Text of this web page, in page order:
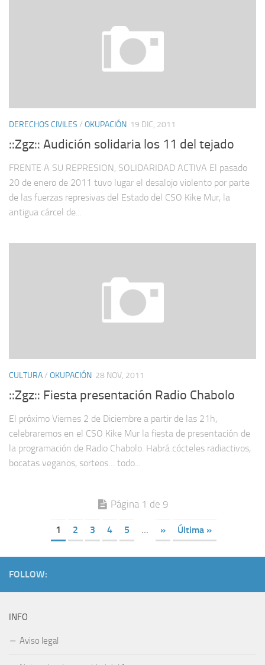
DERECHOS CIVILES / OKUPACIÓN 19 DIC, 2011
::Zgz:: Audición solidaria los 11 del tejado
FRENTE A SU REPRESION, SOLIDARIDAD ACTIVA El pasado
20 de enero de 2011 tuvo lugar el desalojo violento por parte
de las fuerzas represivas del Estado del CSO Kike Mur, la
antigua cárcel de...
CULTURA/ OKUPACIÓN 28 NOV, 2011
::Zgz:: Fiesta presentación Radio Chabolo
El próximo Viernes 2 de Diciembre a partir de las 21h,
celebraremos en el CSO Kike Mur la fiesta de presentación de
la programación de Radio Chabolo. Habrá cócteles radiactivos,
bocatas veganos, sorteos… todo...
Página 1 de 9
1 2 3 4 5 ... » Última »
FOLLOW:
INFO
Aviso legal